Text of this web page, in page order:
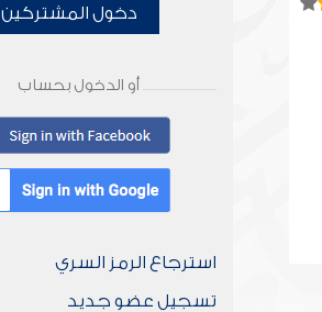
دخول المشتركين
أو الدخول بحساب
استرجاع الرمز السري
تسجيل عضو جديد